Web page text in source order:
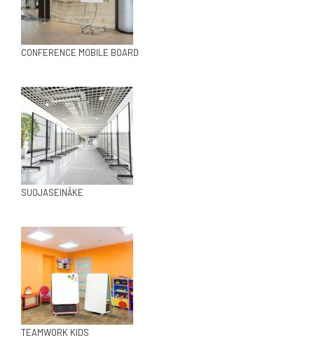
CONFERENCE MOBILE BOARD
SUOJASEINÄKE
TEAMWORK KIDS